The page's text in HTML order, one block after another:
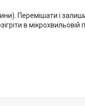
Перемішати і
в мікрохвильовій